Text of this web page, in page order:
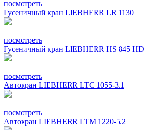
посмотреть
Гусеничный кран LIEBHERR LR 1130
посмотреть
Гусеничный кран LIEBHERR HS 845 HD
посмотреть
Автокран LIEBHERR LTC 1055-3.1
посмотреть
Автокран LIEBHERR LTM 1220-5.2